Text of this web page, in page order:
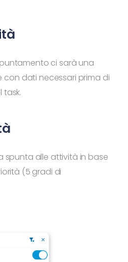
ci sarà una
dati necessari prima di
task.
spunta alle attività in base
(5 gradi di